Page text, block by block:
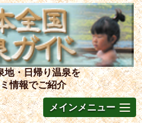
地・日帰り温泉を
情報でご紹介
メインメニュー